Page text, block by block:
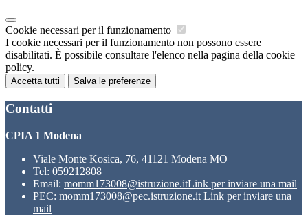
Cookie necessari per il funzionamento
I cookie necessari per il funzionamento non possono essere
disabilitati. È possibile consultare l'elenco nella pagina della cookie
policy.
Accetta tutti Salva le preferenze
Contatti
CPIA 1 Modena
Viale Monte Kosica, 76, 41121 Modena MO
Tel: 059212808
Email: momm173008@istruzione.itLink per inviare una mail
PEC: momm173008@pec.istruzione.it Link per inviare una
mail